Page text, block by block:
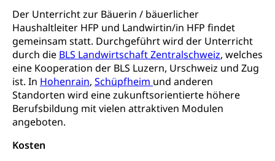
Der Unterricht zur Bäuerin / bäuerlicher
Haushaltleiter HFP und Landwirtin/in HFP findet
gemeinsam statt. Durchgeführt wird der Unterricht
durch die BLS Landwirtschaft Zentralschweiz, welches
eine Kooperation der BLS Luzern, Urschweiz und Zug
ist. In Hohenrain, Schüpfheim und anderen
Standorten wird eine zukunftsorientierte höhere
Berufsbildung mit vielen attraktiven Modulen
angeboten.
Kosten
Strafregisterauszug bestellen
Waffen, Sprengstoffe und Pyrotechnik
Reisepass, Identitätskarte
Strassenverkehrsamt (Führerausweis,
Fahrzeugausweis)
Einbürgerung
Nationalität, Staatsangehörigkeit,
Staatsbürgerschaft, Bürgerrecht, Erwerb des
Bürgerrechts, Verlust des Bürgerrechts,
Einbürgerungsverfahren
Einbürgerungen
Geburt
Geburtsurkunde, Geburtsschein, Geburtsanzeige